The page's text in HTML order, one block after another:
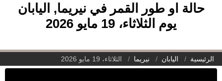
حالة او طور القمر في نيريما, اليابان
يوم الثلاثاء، 19 مايو 2026
الرئيسية اليابان نيريما الثلاثاء، 19 مايو 2026